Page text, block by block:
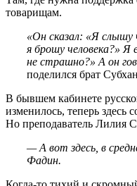
товарищам.
«Он сказал: «Я слышу
я брошу человека?»
не страшно?» А он
поделился брат
В бывшем кабинете
изменилось, теперь здесь
Но преподаватель Лилия
— А вот здесь, в
Фадин.